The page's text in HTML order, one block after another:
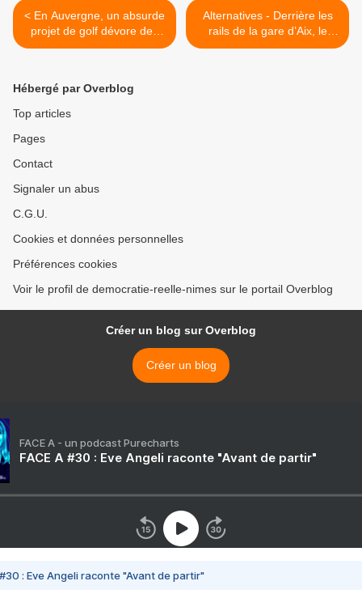
< En Auvergne, un absurde
projet de golf dévore des
terres agricoles
Alternatives - Derrière les
rails de la gare d’Aix, le
potager prospère >
Hébergé par Overblog
Top articles
Pages
Contact
Signaler un abus
C.G.U.
Cookies et données personnelles
Préférences cookies
Voir le profil de democratie-reelle-nimes sur le portail Overblog
Créer un blog sur Overblog
Créer un blog
FACE A - un podcast Purecharts
FACE A #30 : Eve Angeli raconte "Avant de partir"
#30 : Eve Angeli raconte "Avant de partir"